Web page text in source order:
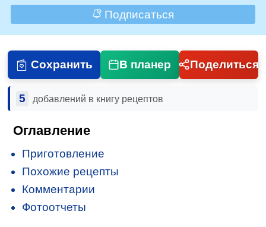
Подписаться
Сохранить В планер Поделиться
5 добавлений в книгу рецептов
Оглавление
Приготовление
Похожие рецепты
Комментарии
Фотоотчеты